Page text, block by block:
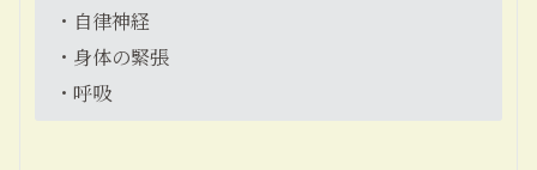
・自律神経
・身体の緊張
・呼吸